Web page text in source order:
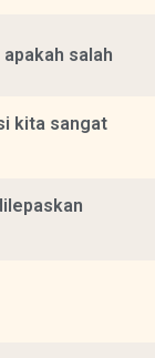
salah
kita sangat